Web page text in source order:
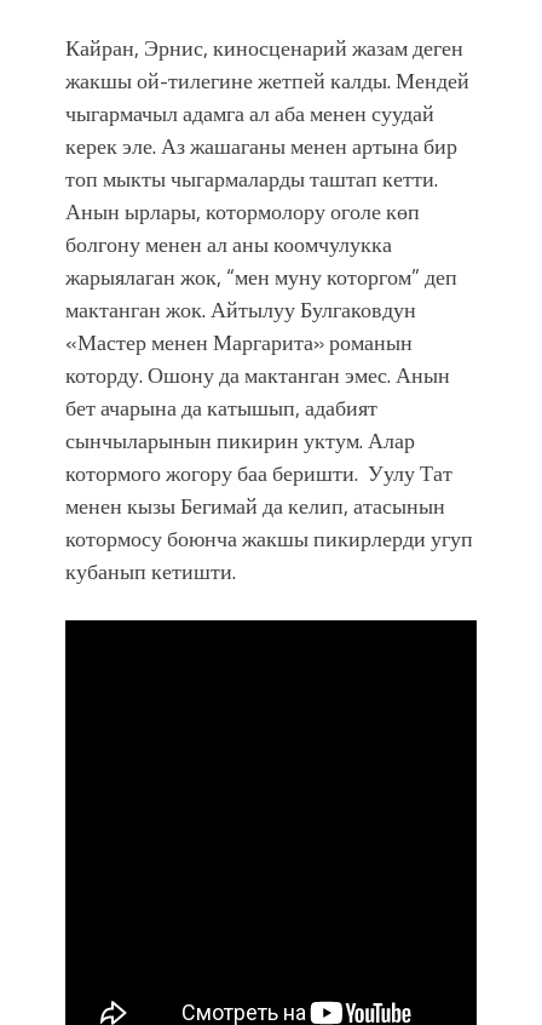
Кайран, Эрнис, киносценарий жазам деген
жакшы ой-тилегине жетпей калды. Мендей
чыгармачыл адамга ал аба менен суудай
керек эле. Аз жашаганы менен артына бир
топ мыкты чыгармаларды таштап кетти.
Анын ырлары, котормолору оголе көп
болгону менен ал аны коомчулукка
жарыялаган жок, “мен муну которгом” деп
мактанган жок. Айтылуу Булгаковдун
«Мастер менен Маргарита» романын
которду. Ошону да мактанган эмес. Анын
бет ачарына да катышып, адабият
сынчыларынын пикирин уктум. Алар
котормого жогору баа беришти. Уулу Тат
менен кызы Бегимай да келип, атасынын
котормосу боюнча жакшы пикирлерди угуп
кубанып кетишти.